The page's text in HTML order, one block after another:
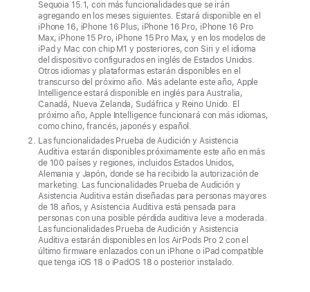
el
iPad
al
siguiente
nivel,
con
nuevas
y
poderosas
funcionalidades
de
inteligencia
y
experiencias
diseñadas
Sequoia 15.1, con más funcionalidades que se irán
agregando en los meses siguientes. Estará disponible en el
iPhone 16, iPhone 16 Plus, iPhone 16 Pro, iPhone 16 Pro
Max, iPhone 15 Pro, iPhone 15 Pro Max, y en los modelos de
iPad y Mac con chip M1 y posteriores, con Siri y el idioma
del dispositivo configurados en inglés de Estados Unidos.
Otros idiomas y plataformas estarán disponibles en el
transcurso del próximo año. Más adelante este año, Apple
Intelligence estará disponible en inglés para Australia,
Canadá, Nueva Zelanda, Sudáfrica y Reino Unido. El
próximo año, Apple Intelligence funcionará con más idiomas,
como chino, francés, japonés y español.
Las funcionalidades Prueba de Audición y Asistencia
Auditiva estarán disponibles próximamente este año en más
de 100 países y regiones, incluidos Estados Unidos,
Alemania y Japón, donde se ha recibido la autorización de
marketing. Las funcionalidades Prueba de Audición y
Asistencia Auditiva están diseñadas para personas mayores
de 18 años, y Asistencia Auditiva está pensada para
personas con una posible pérdida auditiva leve a moderada.
Las funcionalidades Prueba de Audición y Asistencia
Auditiva estarán disponibles en los AirPods Pro 2 con el
último firmware enlazados con un iPhone o iPad compatible
que tenga iOS 18 o iPadOS 18 o posterior instalado.